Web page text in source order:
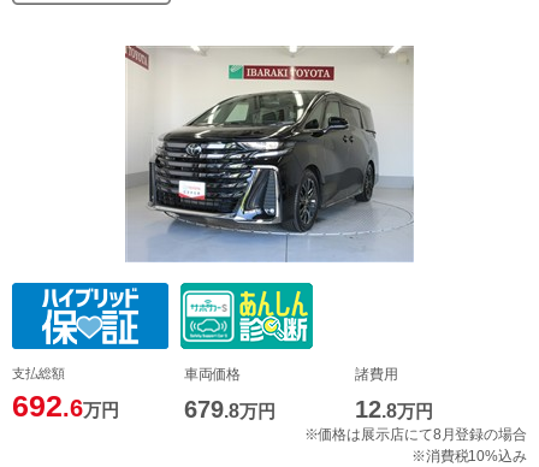
支払総額
692.6万円
車両価格
679.8万円
諸費用
12.8万円
※価格は展示店にて8月登録の場合
※消費税10%込み